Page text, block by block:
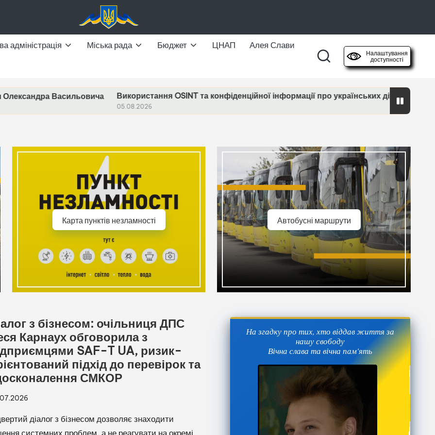
адміністрація Міська рада Бюджет ЦНАП Алея Слави
Налаштування
доступності
Використання OSINT та конфіденційної інформації про українських дітей у кримінальних
Карта пунктів незламності Автобусні маршрути
з бізнесом: очільниця ДПС
Карнаух обговорила з
SAF-T UA, ризик-
підхід до перевірок та
СМКОР
діалог з бізнесом дозволяє знаходити
На згадку про тих, хто віддав життя за
нашу свободу
Вічна слава та вічна пам'ять